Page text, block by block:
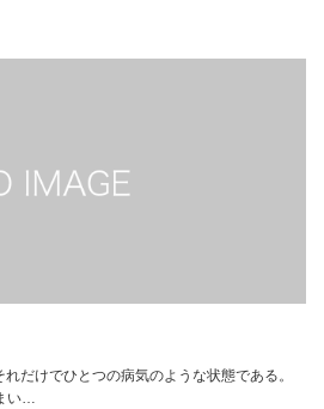
だけでひとつの病気のような状態である。
い…